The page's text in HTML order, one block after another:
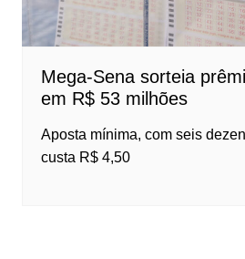
Mega-Sena sorteia
em R$ 53 milhões
Aposta mínima, com seis
custa R$ 4,50